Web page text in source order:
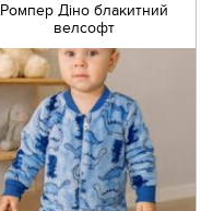
Ромпер Діно блакитний
велсофт